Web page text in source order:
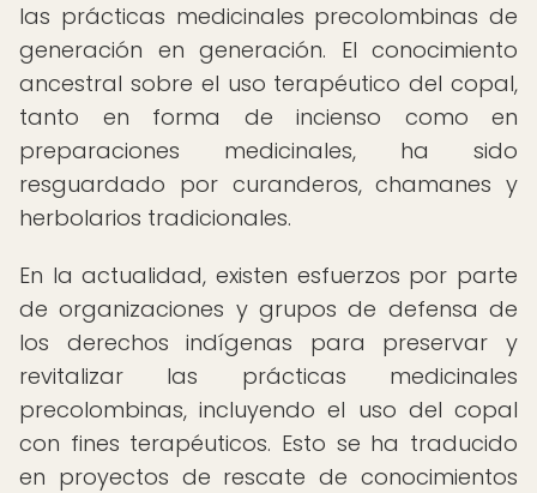
las prácticas medicinales precolombinas de
generación en generación. El conocimiento
ancestral sobre el uso terapéutico del copal,
tanto en forma de incienso como en
preparaciones medicinales, ha sido
resguardado por curanderos, chamanes y
herbolarios tradicionales.
En la actualidad, existen esfuerzos por parte
de organizaciones y grupos de defensa de
los derechos indígenas para preservar y
revitalizar las prácticas medicinales
precolombinas, incluyendo el uso del copal
con fines terapéuticos. Esto se ha traducido
en proyectos de rescate de conocimientos